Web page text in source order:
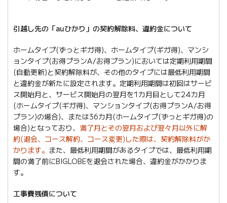
引越し先の「auひかり」の契約解除料、違約金について
ホームタイプ(ずっとギガ得)、ホームタイプ(ギガ得)、マンシ
ョンタイプ(お得プランA/お得プラン)においては定期利用期間
(自動更新)と契約解除料が、その他のタイプには最低利用期間
と違約金が新たに設定されます。定期利用期間は初回はサービ
ス開始月と、サービス開始月の翌月を1カ月目として24カ月
(ホームタイプ(ギガ得)、マンションタイプ(お得プランA/お得
プラン)の場合)、または36カ月(ホームタイプ(ずっとギガ得)の
場合)となっており、 満了月とその翌月および翌々月以外に解
約(退会、コース解約、コース変更)した際は、契約解除料がか
かります。 また、最低利用期間があるタイプでは、最低利用期
間の満了前にBIGLOBEを退会された場合、違約金がかかりま
す。
工事費残債について